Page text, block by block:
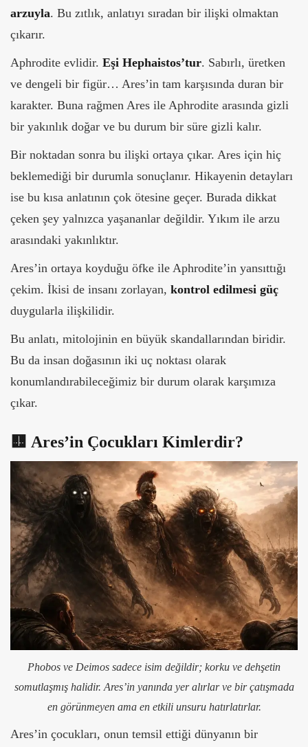
arzuyla. Bu zıtlık, anlatıyı sıradan bir ilişki olmaktan
çıkarır.
Aphrodite evlidir. Eşi Hephaistos’tur. Sabırlı, üretken
ve dengeli bir figür… Ares’in tam karşısında duran bir
karakter. Buna rağmen Ares ile Aphrodite arasında gizli
bir yakınlık doğar ve bu durum bir süre gizli kalır.
Bir noktadan sonra bu ilişki ortaya çıkar. Ares için hiç
beklemediği bir durumla sonuçlanır. Hikayenin detayları
ise bu kısa anlatının çok ötesine geçer. Burada dikkat
çeken şey yalnızca yaşananlar değildir. Yıkım ile arzu
arasındaki yakınlıktır.
Ares’in ortaya koyduğu öfke ile Aphrodite’in yansıttığı
çekim. İkisi de insanı zorlayan, kontrol edilmesi güç
duygularla ilişkilidir.
Bu anlatı, mitolojinin en büyük skandallarından biridir.
Bu da insan doğasının iki uç noktası olarak
konumlandırabileceğimiz bir durum olarak karşımıza
çıkar.
🟨 Ares’in Çocukları Kimlerdir?
Phobos ve Deimos sadece isim değildir; korku ve dehşetin
somutlaşmış halidir. Ares’in yanında yer alırlar ve bir çatışmada
en görünmeyen ama en etkili unsuru hatırlatırlar.
Ares’in çocukları, onun temsil ettiği dünyanın bir